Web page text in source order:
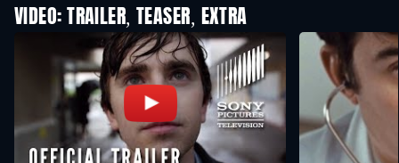
VIDEO: TRAILER, TEASER, EXTRA